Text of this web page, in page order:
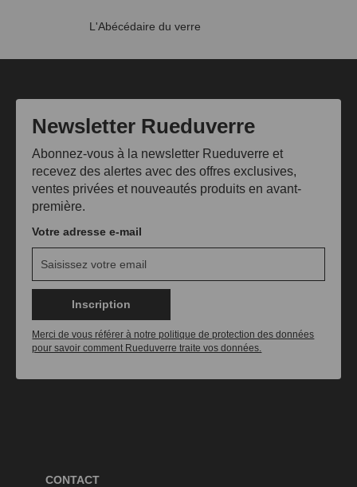
L'Abécédaire du verre
Newsletter Rueduverre
Abonnez-vous à la newsletter Rueduverre et
recevez des alertes avec des offres exclusives,
ventes privées et nouveautés produits en avant-
première.
Votre adresse e-mail
Inscription
Merci de vous référer à notre politique de protection des données
pour savoir comment Rueduverre traite vos données.
CONTACT